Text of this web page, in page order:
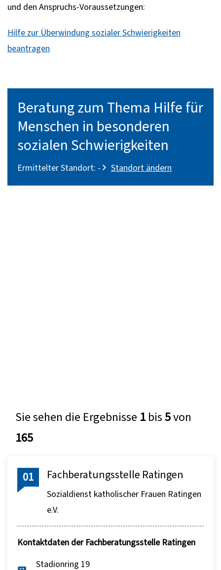
und den Anspruchs-Voraussetzungen:
Hilfe zur Überwindung sozialer Schwierigkeiten
beantragen
Beratung zum Thema Hilfe für
Menschen in besonderen
sozialen Schwierigkeiten
Ermittelter Standort: - Standort ändern
Sie sehen die Ergebnisse 1 bis5von
165
01 Fachberatungsstelle Ratingen
Sozialdienst katholischer Frauen Ratingen
e.V.
Kontaktdaten der Fachberatungsstelle Ratingen
Stadionring 19